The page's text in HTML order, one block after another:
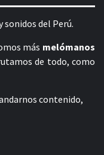
del Perú.
más melómanos
de todo, como
contenido,